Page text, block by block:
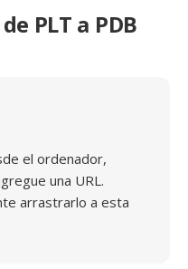
PLT a PDB
el ordenador,
una URL.
arrastrarlo a esta